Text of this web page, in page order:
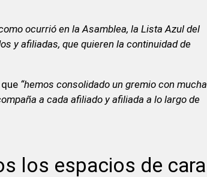
ocurrió en la Asamblea, la Lista Azul del
y afiliadas, que quieren la continuidad de
“hemos consolidado un gremio con mucha
a cada afiliado y afiliada a lo largo de
los espacios de cara